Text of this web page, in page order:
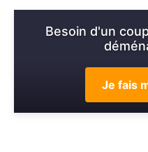
Besoin d'un
Je fais